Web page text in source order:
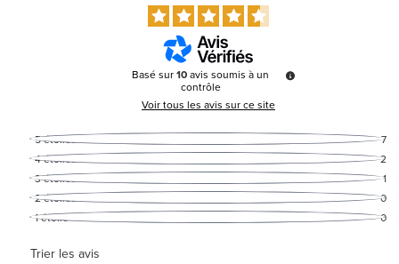
Basé sur10avis soumis à un
contrôle
Voir tous les avis sur ce site
5étoiles
7
4étoiles
2
3étoiles
1
2étoiles
0
1étoile 0
Trier les avis